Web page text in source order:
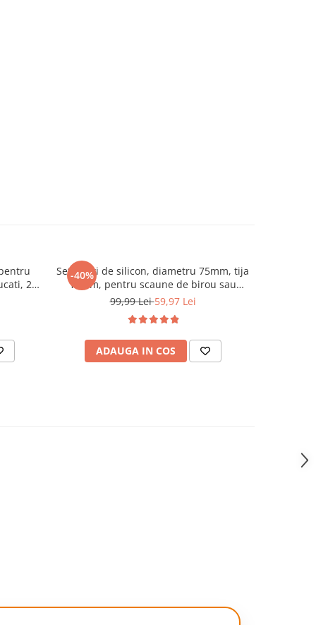
20
-40%
Set 5 roti de silicon, diametru 75mm, tija
11mm, pentru scaune de birou sau
scaune de gaming, Negru
99,99 Lei59,97 Lei
ADAUGA IN COS